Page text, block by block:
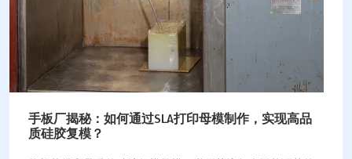
手板厂揭秘：如何通过SLA打印母模制作，实现高品
质硅胶复模？